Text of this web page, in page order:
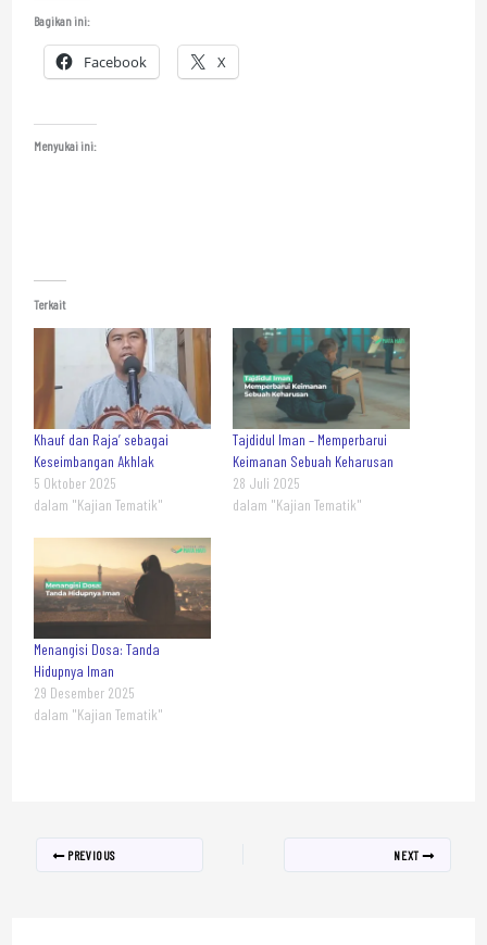
Bagikan ini:
Facebook X
Menyukai ini:
Terkait
Khauf dan Raja’ sebagai
Keseimbangan Akhlak
5 Oktober 2025
dalam "Kajian Tematik"
Tajdidul Iman – Memperbarui
Keimanan Sebuah Keharusan
28 Juli 2025
dalam "Kajian Tematik"
Menangisi Dosa: Tanda
Hidupnya Iman
29 Desember 2025
dalam "Kajian Tematik"
PREVIOUS NEXT